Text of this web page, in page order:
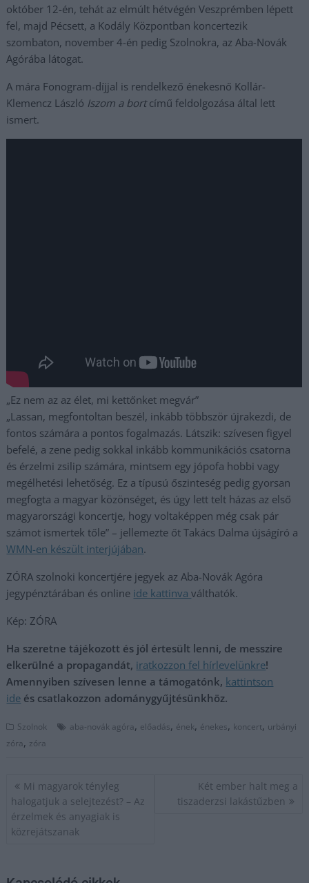
október 12-én, tehát az elmúlt hétvégén Veszprémben lépett
fel, majd Pécsett, a Kodály Központban koncertezik
szombaton, november 4-én pedig Szolnokra, az Aba-Novák
Agórába látogat.
A mára Fonogram-díjjal is rendelkező énekesnő Kollár-
Klemencz László Iszom a bortcímű feldolgozása által lett
ismert.
„Ez nem az az élet, mi kettőnket megvár”
„Lassan, megfontoltan beszél, inkább többször újrakezdi, de
fontos számára a pontos fogalmazás. Látszik: szívesen figyel
befelé, a zene pedig sokkal inkább kommunikációs csatorna
és érzelmi zsilip számára, mintsem egy jópofa hobbi vagy
megélhetési lehetőség. Ez a típusú őszinteség pedig gyorsan
megfogta a magyar közönséget, és úgy lett telt házas az első
magyarországi koncertje, hogy voltaképpen még csak pár
számot ismertek tőle” – jellemezte őt Takács Dalma újságíró a
WMN-en készült interjújában.
ZÓRA szolnoki koncertjére jegyek az Aba-Novák Agóra
jegypénztárában és online ide kattinvaválthatók.
Kép: ZÓRA
Ha szeretne tájékozott és jól értesült lenni, de messzire
elkerülné a propagandát, iratkozzon fel hírlevelünkre!
Amennyiben szívesen lenne a támogatónk, kattintson
ide és csatlakozzon adománygyűjtésünkhöz.
Szolnok aba-novák agóra, előadás, ének, énekes, koncert, urbányi
zóra, zóra
Bejegyzés
navigáció
Mi magyarok tényleg
halogatjuk a selejtezést? – Az
érzelmek és anyagiak is
közrejátszanak
Két ember halt meg a
tiszaderzsi lakástűzben